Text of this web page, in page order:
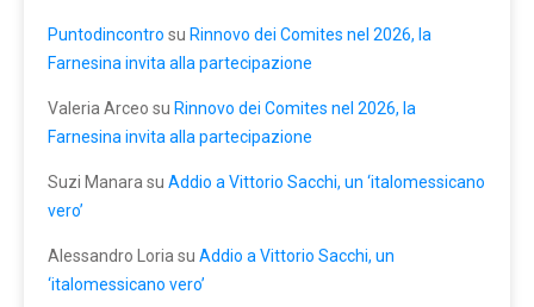
Puntodincontro su Rinnovo dei Comites nel 2026, la
Farnesina invita alla partecipazione
Valeria Arceo su Rinnovo dei Comites nel 2026, la
Farnesina invita alla partecipazione
Suzi Manara su Addio a Vittorio Sacchi, un ‘italomessicano
vero’
Alessandro Loria su Addio a Vittorio Sacchi, un
‘italomessicano vero’